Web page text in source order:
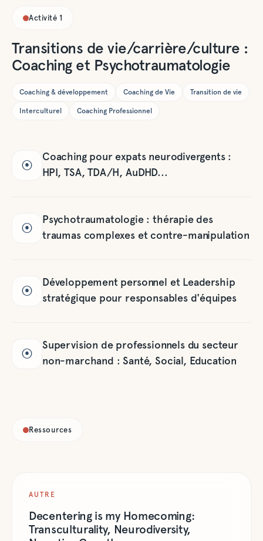
Activité 1
Transitions de vie/carrière/culture :
Coaching et Psychotraumatologie
Coaching & développement Coaching de Vie Transition de vie
Interculturel Coaching Professionnel
⦿
Coaching pour expats neurodivergents :
HPI, TSA, TDA/H, AuDHD...
⦿
Psychotraumatologie : thérapie des
traumas complexes et contre-manipulation
⦿
Développement personnel et Leadership
stratégique pour responsables d'équipes
⦿
Supervision de professionnels du secteur
non-marchand : Santé, Social, Education
Ressources
AUTRE
Decentering is my Homecoming:
Transculturality, Neurodiversity,